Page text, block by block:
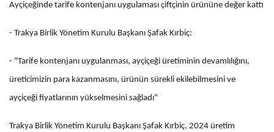
Ayçiçeğinde tarife kontenjanı uygulaması çiftçinin ürününe değer kattı
- Trakya Birlik Yönetim Kurulu Başkanı Şafak Kırbiç:
- "Tarife kontenjanı uygulanması, ayçiçeği üretiminin devamlılığını,
üreticimizin para kazanmasını, ürünün sürekli ekilebilmesini ve
ayçiçeği fiyatlarının yükselmesini sağladı"
Trakya Birlik Yönetim Kurulu Başkanı Şafak Kırbiç, 2024 üretim